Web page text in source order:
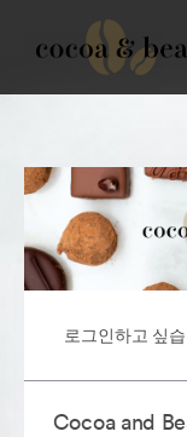
로그인하고 싶
Cocoa and